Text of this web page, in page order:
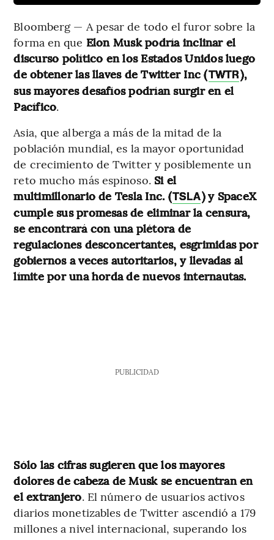
Bloomberg — A pesar de todo el furor sobre la
forma en que Elon Musk podría inclinar el
discurso político en los Estados Unidos luego
de obtener las llaves de Twitter Inc (TWTR),
sus mayores desafíos podrían surgir en el
Pacífico.
Asia, que alberga a más de la mitad de la
población mundial, es la mayor oportunidad
de crecimiento de Twitter y posiblemente un
reto mucho más espinoso. Si el
multimillonario de Tesla Inc. (TSLA) y SpaceX
cumple sus promesas de eliminar la censura,
se encontrará con una plétora de
regulaciones desconcertantes, esgrimidas por
gobiernos a veces autoritarios, y llevadas al
límite por una horda de nuevos internautas.
PUBLICIDAD
Sólo las cifras sugieren que los mayores
dolores de cabeza de Musk se encuentran en
el extranjero. El número de usuarios activos
diarios monetizables de Twitter ascendió a 179
millones a nivel internacional, superando los